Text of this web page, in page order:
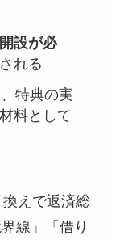
設が必
れる
特典の実
料として
えで返済総
線」「借り